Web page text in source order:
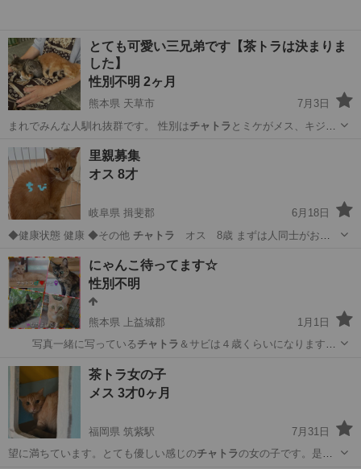
とても可愛い三兄弟です【茶トラは決まりま
した】
性別不明 2ヶ月
熊本県 天草市
7月3日
まれでみんな人馴れ抜群です。 性別はチャトラ とミケがメス、キジが
熊本 天草市 猫
里親募集
オス 8才
岐阜県 揖斐郡
6月18日
◆健康状態 健康 ◆その他 チャトラ
オス 8歳 まずは人同士がお会
岐阜 揖斐郡 チャトラ
にゃんこ待ってます☆
性別不明
熊本県 上益城郡
1月1日
写真一緒に写っている チャトラ ＆サビは４歳くらいになります。
熊本 上益城郡 猫
茶トラ女の子
メス 3才0ヶ月
福岡県 筑紫駅
7月31日
望に満ちています。とても優しい感じのチャトラの女の子です。是非